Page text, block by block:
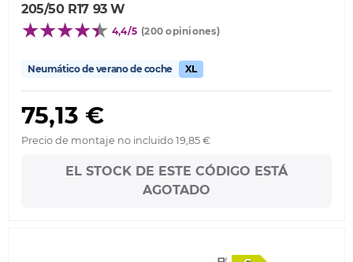
205/50 R17 93 W
4,4/5 (200 opiniones)
Neumático de verano de coche XL
75,13 €
Precio de montaje no incluido 19,85 €
EL STOCK DE ESTE CÓDIGO ESTÁ
AGOTADO